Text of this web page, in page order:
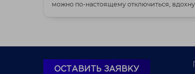
можно по-настоящему отключиться,
ОСТАВИТЬ ЗАЯВКУ